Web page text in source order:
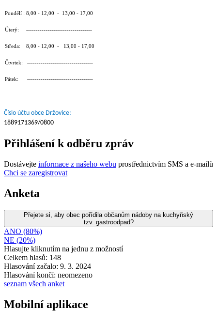
Pondělí : 8,00 - 12,00 - 13,00 - 17,00
Úterý: ----------------------------------
Středa: 8,00 - 12,00 - 13,00 - 17,00
Čtvrtek: ----------------------------------
Pátek: ----------------------------------
Číslo účtu obce Držovice:
1889171369/0800
Přihlášení k odběru zpráv
Dostávejte informace z našeho webu prostřednictvím SMS a e-mailů
Chci se zaregistrovat
Anketa
Přejete si, aby obec pořídila občanům nádoby na kuchyňský
tzv. gastroodpad?
ANO (80%)
NE (20%)
Hlasujte kliknutím na jednu z možností
Celkem hlasů: 148
Hlasování začalo: 9. 3. 2024
Hlasování končí: neomezeno
seznam všech anket
Mobilní aplikace